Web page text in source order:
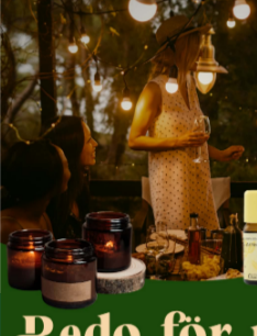
Denna webbsida använder cookies
Kod från Captcha-bild:
Läs våra villkor
© 1987 - 2025
www.crearome.se och
Samtliga texter, foton och recept på
Recept får ej mångfaldigas, säljas
kommersiellt syfte. Överträdelser